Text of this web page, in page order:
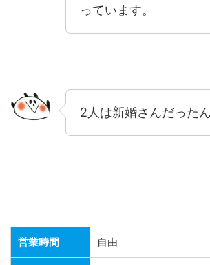
っています。
2人は新婚さんだった
営業時間 自由